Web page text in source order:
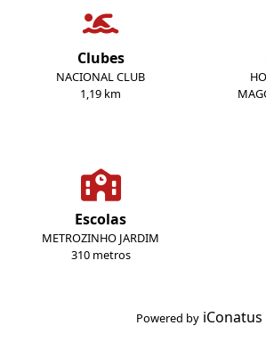
Clubes
NACIONAL CLUB
1,19 km
Escolas
METROZINHO JARDIM
310 metros
Powered by iConatus